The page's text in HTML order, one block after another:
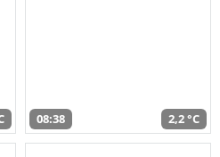
08:38 2,2 °C